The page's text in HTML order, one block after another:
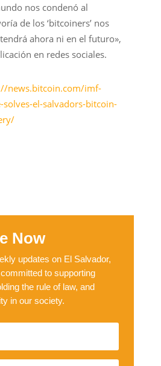
nos condenó al
de los ‘bitcoiners’ nos
ahora ni en el futuro»,
en redes sociales.
news.bitcoin.com/imf-
el-salvadors-bitcoin-
Now
updates on El Salvador,
to supporting
the rule of law, and
in our society.